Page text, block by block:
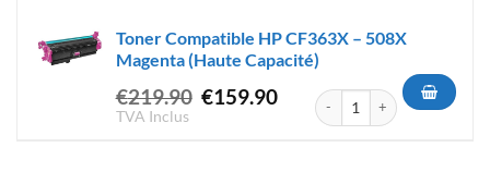
€219.90.
€159.90.
Toner Compatible HP CF363X – 508X
Magenta (Haute Capacité)
€219.90 Le
€159.90Le
TVA Inclus
quantité de Toner